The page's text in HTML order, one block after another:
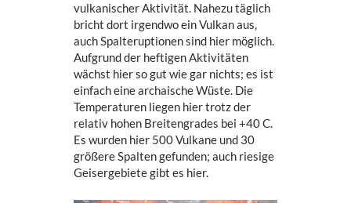
vulkanischer Aktivität. Nahezu täglich
bricht dort irgendwo ein Vulkan aus,
auch Spalteruptionen sind hier möglich.
Aufgrund der heftigen Aktivitäten
wächst hier so gut wie gar nichts; es ist
einfach eine archaische Wüste. Die
Temperaturen liegen hier trotz der
relativ hohen Breitengrades bei +40 C.
Es wurden hier 500 Vulkane und 30
größere Spalten gefunden; auch riesige
Geisergebiete gibt es hier.